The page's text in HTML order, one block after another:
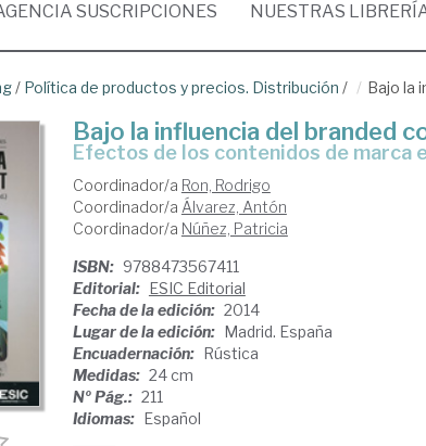
SUSCRIPCIONES NUESTRAS
/ Política de productos y precios. Distribución / Bajo la
Bajo la influencia del branded
efectos de los contenidos de marca
Coordinador/a Ron, Rodrigo
Coordinador/a Álvarez, Antón
Coordinador/a Núñez, Patricia
ISBN: 9788473567411
Editorial: ESIC Editorial
Fecha de la edición: 2014
Lugar de la edición: Madrid. España
Encuadernación: Rústica
Medidas: 24 cm
Nº Pág.: 211
Idiomas: Español